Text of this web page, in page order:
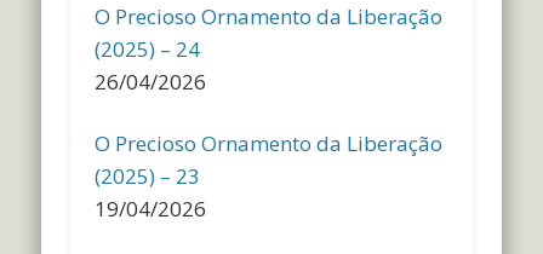
O Precioso Ornamento da Liberação
(2025) – 24
26/04/2026
O Precioso Ornamento da Liberação
(2025) – 23
19/04/2026